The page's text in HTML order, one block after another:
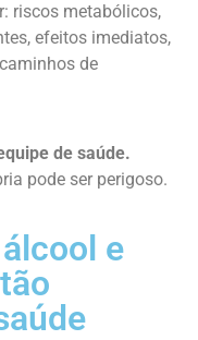
riscos metabólicos,
efeitos imediatos,
de
de saúde.
pode ser perigoso.
e